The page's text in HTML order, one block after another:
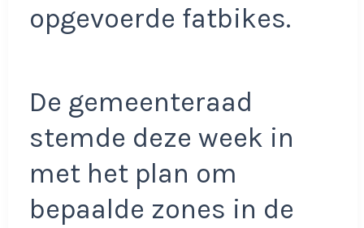
opgevoerde fatbikes.
De gemeenteraad
stemde deze week in
met het plan om
bepaalde zones in de